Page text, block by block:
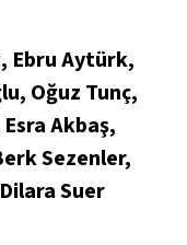
Ebru Aytürk,
Oğuz Tunç,
Akbaş,
Sezenler,
Suer